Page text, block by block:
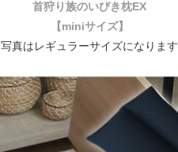
首狩り族のいびき枕EX
【miniサイズ】
写真はレギュラーサイズになります